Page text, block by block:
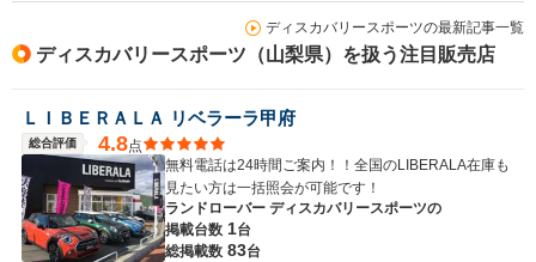
ディスカバリースポーツの最新記事一覧
ディスカバリースポーツ（山梨県）を扱う注目販売店
ＬＩＢＥＲＡＬＡ リベラーラ甲府
総合評価 4.8点
無料電話は24時間ご案内！！全国のLIBERALA在庫も
見たい方は一括照会が可能です！
ランドローバー ディスカバリースポーツの
掲載台数 1台
総掲載数 83台